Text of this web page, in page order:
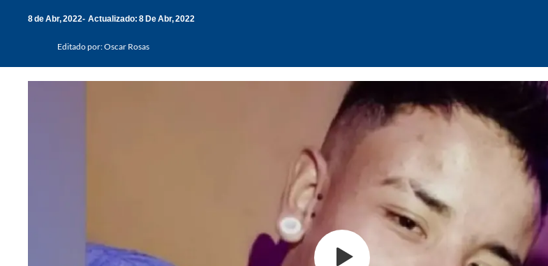
8 de Abr, 2022 Actualizado: 8 De Abr, 2022
Editado por:Oscar Rosas